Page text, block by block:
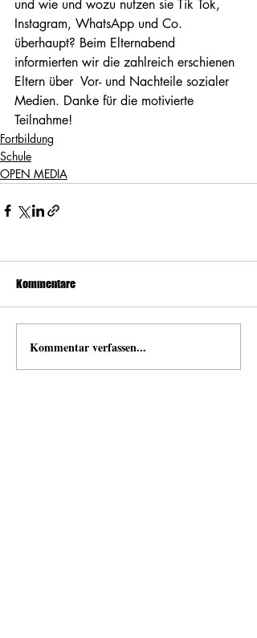
und wie und wozu nutzen sie Tik Tok,
Instagram, WhatsApp und Co.
überhaupt? Beim Elternabend
informierten wir die zahlreich erschienen
Eltern über  Vor- und Nachteile sozialer
Medien. Danke für die motivierte
Teilnahme!
Fortbildung
Schule
OPEN MEDIA
Kommentare
Kommentar verfassen...